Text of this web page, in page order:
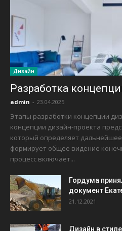
Дизайн
Разработка
admin - 23.04.2025
Этапы разработки концепции
концепции дизайн-проекта
который определяет
формирует общее видение
процесс включает...
Гордума
документ
21.12.2021
Дизайн в